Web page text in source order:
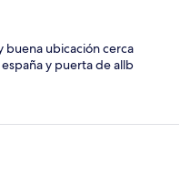
buena ubicación cerca
y puerta de allb